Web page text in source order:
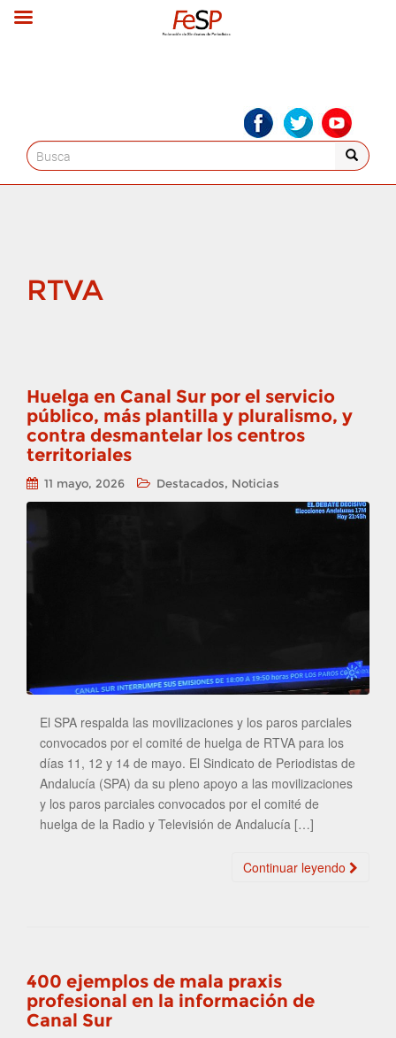
Search
for:
RTVA
Huelga en Canal Sur por el servicio
público, más plantilla y pluralismo, y
contra desmantelar los centros
territoriales
11 mayo, 2026 Destacados, Noticias
El SPA respalda las movilizaciones y los paros parciales
convocados por el comité de huelga de RTVA para los
días 11, 12 y 14 de mayo. El Sindicato de Periodistas de
Andalucía (SPA) da su pleno apoyo a las movilizaciones
y los paros parciales convocados por el comité de
huelga de la Radio y Televisión de Andalucía […]
Continuar leyendo
400 ejemplos de mala praxis
profesional en la información de
Canal Sur